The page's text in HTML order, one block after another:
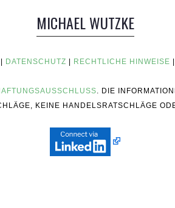
MICHAEL WUTZKE
DATENSCHUTZ RECHTLICHE HINWEISE
. DIE
KEINE HANDELSRATSCHLÄGE